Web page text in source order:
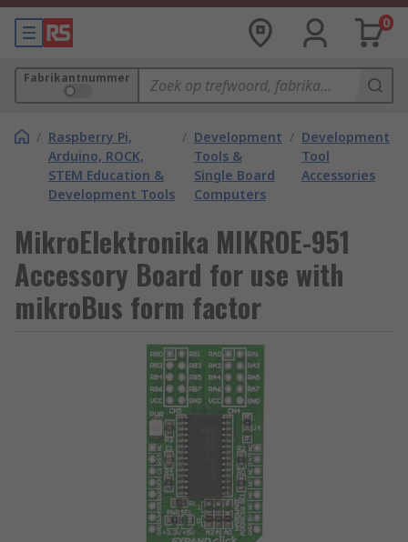
0
Fabrikantnummer
/ Raspberry Pi,
Arduino, ROCK,
STEM Education &
Development Tools
/ Development
Tools &
Single Board
Computers
/ Development
Tool
Accessories
MikroElektronika MIKROE-951
Accessory Board for use with
mikroBus form factor